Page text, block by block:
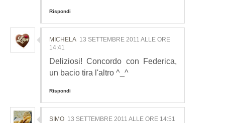
Rispondi
MICHELA 13 SETTEMBRE 2011 ALLE ORE
14:41
Deliziosi! Concordo con Federica,
un bacio tira l'altro ^_^
Rispondi
SIMO 13 SETTEMBRE 2011 ALLE ORE 14:51